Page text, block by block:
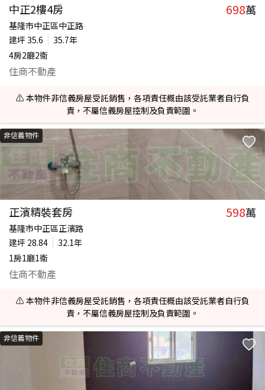
中正2樓4房 698萬
基隆市中正區中正路
建坪 35.6
35.7年
4房2廳2衛
住商不動產
⚠️ 本物件非信義房屋受託銷售，各項責任概由該受託業者自行負
責，不屬信義房屋控制及負責範圍。
非信義物件
正濱精裝套房 598萬
基隆市中正區正濱路
建坪 28.84
32.1年
1房1廳1衛
住商不動產
⚠️ 本物件非信義房屋受託銷售，各項責任概由該受託業者自行負
責，不屬信義房屋控制及負責範圍。
非信義物件